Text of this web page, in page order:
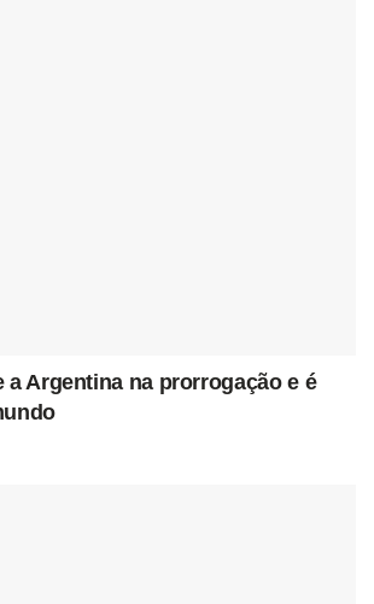
a Argentina na prorrogação e é